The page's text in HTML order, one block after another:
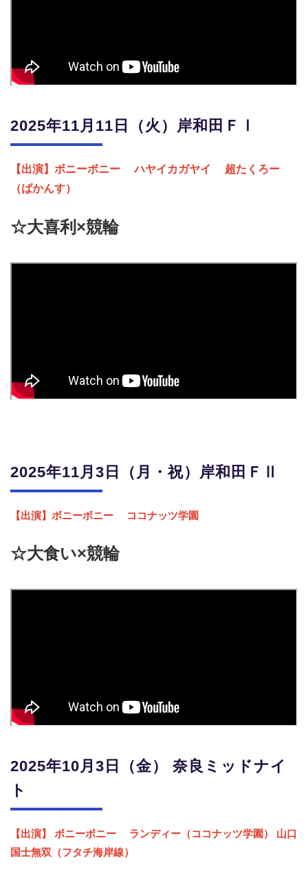
2025年11月11日（火）岸和田ＦⅠ
【出演】ボニーボニーハヤイカガヤイ 超たくろー
（ばかんす）
☆大喜利×競輪
2025年11月3日（月・祝）岸和田ＦⅡ
【出演】ボニーボニー ココナッツ学園
☆大食い×競輪
2025年10月3日（金）
奈良ミッドナイ
ト
【出演】 ボニーボニー
ランディー（ココナッツ学園） 山口
国士無双（フタチ海岸線）